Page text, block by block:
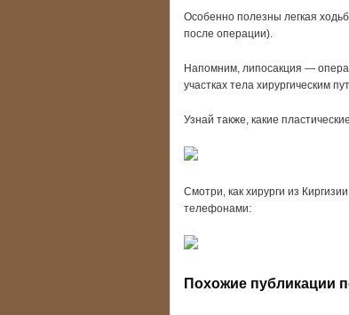
Особенно полезны легкая
после операции).
Напомним, липосакция —
участках тела хирургическим
Узнай также, какие
Смотри, как хирурги из
телефонами:
Похожие публикации